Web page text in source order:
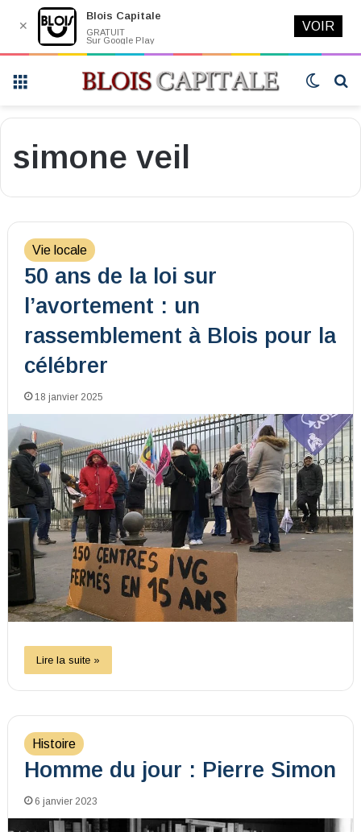
Switch
simone veil
Vie locale
50 ans de la loi sur
l’avortement : un
rassemblement à Blois pour la
célébrer
18 janvier 2025
Lire la suite »
Histoire
Homme du jour : Pierre Simon
6 janvier 2023
✕
Blois Capitale
GRATUIT
Sur Google Play
VOIR